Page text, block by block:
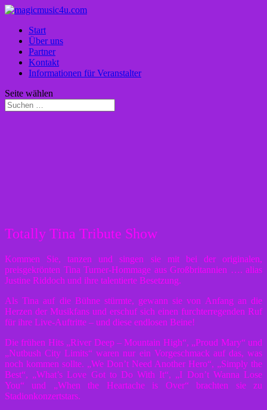
Start
Über uns
Partner
Kontakt
Informationen für Veranstalter
Seite wählen
Totally Tina Tribute Show
Kommen Sie, tanzen und singen sie mit bei der originalen,
preisgekrönten Tina Turner-Hommage aus Großbritannien …. alias
Justine Riddoch und ihre talentierte Besetzung.
Als Tina auf die Bühne stürmte, gewann sie von Anfang an die
Herzen der Musikfans und erschuf sich einen furchterregenden Ruf
für ihre Live-Auftritte – und diese endlosen Beine!
Die frühen Hits „River Deep – Mountain High“, „Proud Mary“ und
„Nutbush City Limits“ waren nur ein Vorgeschmack auf das, was
noch kommen sollte. „We Don’t Need Another Hero“, „Simply the
Best“, „What’s Love Got to Do With It“, „I Don’t Wanna Lose
You“ und „When the Heartache is Over“ brachten sie zu
Stadionkonzertstars.